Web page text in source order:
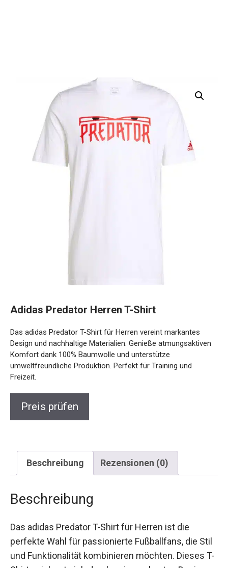
Design und nachhaltige Materialien. Genieße
atmungsaktiven Komfort dank 100% Baumwolle und
unterstütze umweltfreundliche Produktion. Perfekt für
Training und Freizeit.
Beschreibung Rezensionen (0)
Beschreibung
perfekte Wahl für passionierte Fußballfans, die
Stil und Funktionalität kombinieren möchten.
Dieses T-Shirt zeichnet sich durch sein